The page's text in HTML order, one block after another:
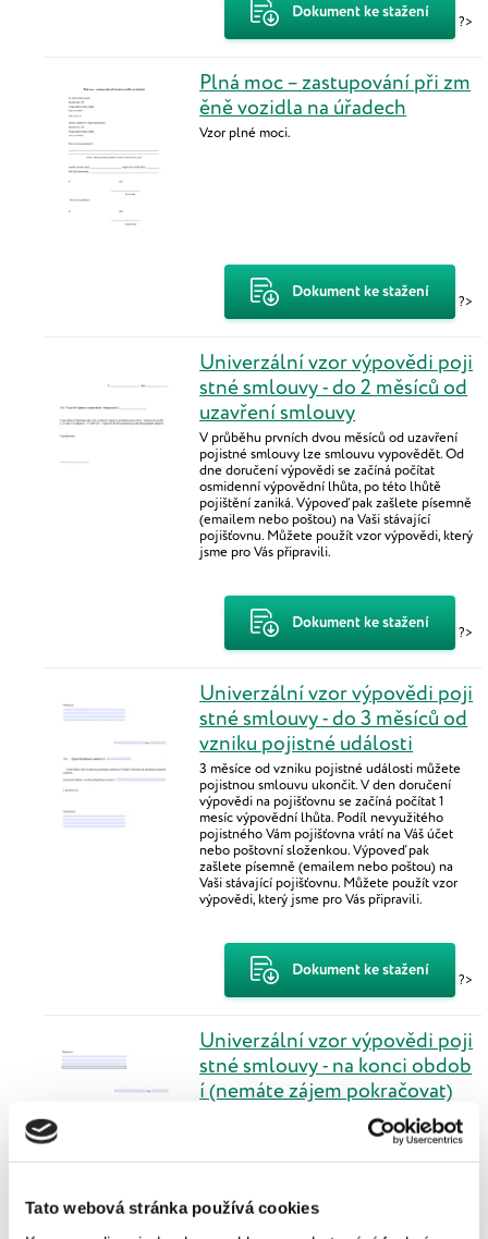
Tato webová stránka používá cookies
Dokument ke stažení ?>
Plná moc – zastupování při zm
ěně vozidla na úřadech
Vzor plné moci.
Dokument ke stažení ?>
Univerzální vzor výpovědi poji
stné smlouvy - do 2 měsíců od
uzavření smlouvy
V průběhu prvních dvou měsíců od uzavření
pojistné smlouvy lze smlouvu vypovědět. Od
dne doručení výpovědi se začíná počítat
osmidenní výpovědní lhůta, po této lhůtě
pojištění zaniká. Výpoveď pak zašlete písemně
(emailem nebo poštou) na Vaši stávající
pojišťovnu. Můžete použít vzor výpovědi, který
jsme pro Vás připravili.
Dokument ke stažení ?>
Univerzální vzor výpovědi poji
stné smlouvy - do 3 měsíců od
vzniku pojistné události
3 měsíce od vzniku pojistné události můžete
pojistnou smlouvu ukončit. V den doručení
výpovědi na pojišťovnu se začíná počítat 1
mesíc výpovědní lhůta. Podíl nevyužitého
pojistného Vám pojišťovna vrátí na Váš účet
nebo poštovní složenkou. Výpoveď pak
zašlete písemně (emailem nebo poštou) na
Vaši stávající pojišťovnu. Můžete použít vzor
výpovědi, který jsme pro Vás připravili.
Dokument ke stažení ?>
Univerzální vzor výpovědi poji
stné smlouvy - na konci obdob
í (nemáte zájem pokračovat)
Na dané datum, kdy je možné smlouvu
ukončit se zeptejte přímo Vaší pojišťovny.
Podmínky se totiž můžou lišit. Výpoveď pak
zašlete písemně (emailem nebo poštou) na
výpovědi, který jsme pro Vás připravili.